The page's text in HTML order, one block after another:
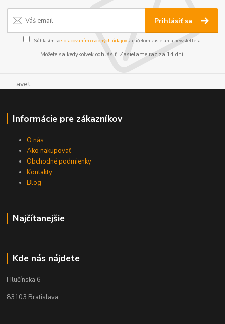
Prihlásiť sa
Súhlasím sospracovaním osobných údajov za účelom zasielania newslettera.
Môžete sa kedykoľvek odhlásiť. Zasielame raz za 14 dní.
..... avet ...
Informácie pre zákazníkov
O nás
Ako nakupovať
Obchodné podmienky
Kontakty
Blog
Najčítanejšie
Kde nás nájdete
Hlučínska 6
83103 Bratislava